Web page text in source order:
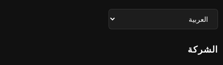
الشركة